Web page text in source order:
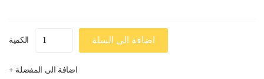
الكمية اضافة الى السلة
+ اضافة الى المفضلة